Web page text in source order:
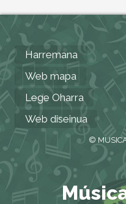
Harremana
Web mapa
Lege Oharra
Web diseinua
©